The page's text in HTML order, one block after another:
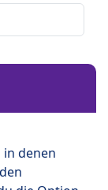
in denen